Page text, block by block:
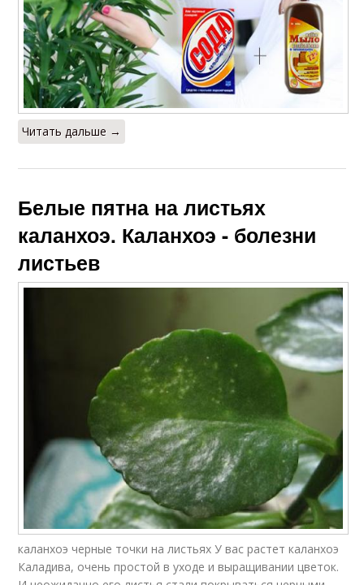
Читать дальше →
Белые пятна на листьях
каланхоэ. Каланхоэ - болезни
листьев
каланхоэ черные точки на листьях У вас растет каланхоэ
Каладива, очень простой в уходе и выращивании цветок.